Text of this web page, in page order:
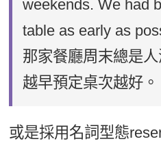
weekends. We had
table as early as
那家餐廳周末總是
越早預定桌次越好。
或是採用名詞型態